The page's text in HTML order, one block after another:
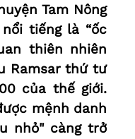
Tam Nông
tiếng là “ốc
thiên nhiên
Ramsar thứ tư
của thế giới.
mệnh danh
nhỏ" càng trở